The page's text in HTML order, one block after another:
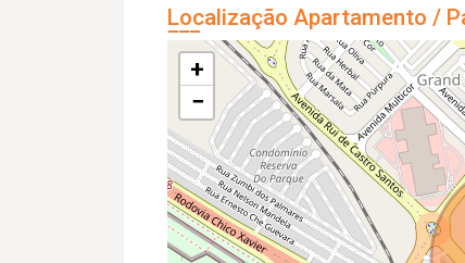
Localização Apartamento /
+
−